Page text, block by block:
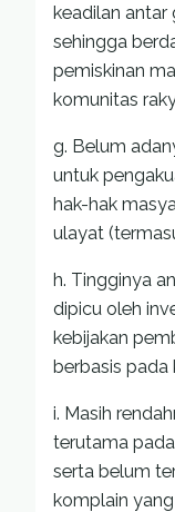
keadilan antar
sehingga
pemiskinan
komunitas
g. Belum
untuk
hak-hak
ulayat
h. Tingginya
dipicu oleh
kebijakan
berbasis pada
i. Masih
terutama
serta belum
komplain